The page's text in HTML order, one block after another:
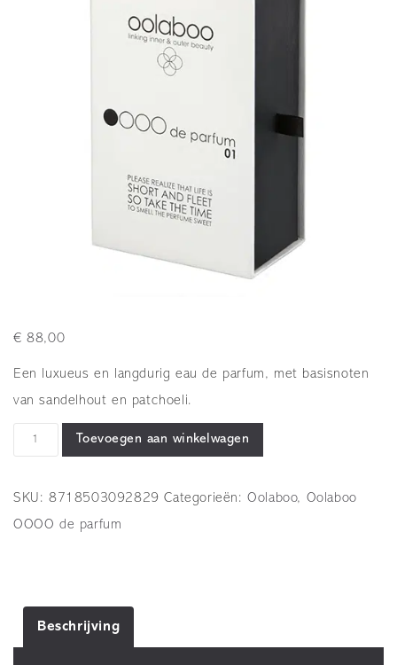
€ 88,00
Een luxueus en langdurig eau de parfum, met basisnoten
van sandelhout en patchoeli.
OOLABOO
-
luxury
box
Toevoegen aan winkelwagen
SKU: 8718503092829 Categorieën:Oolaboo, Oolaboo
OOOO de parfum
Beschrijving